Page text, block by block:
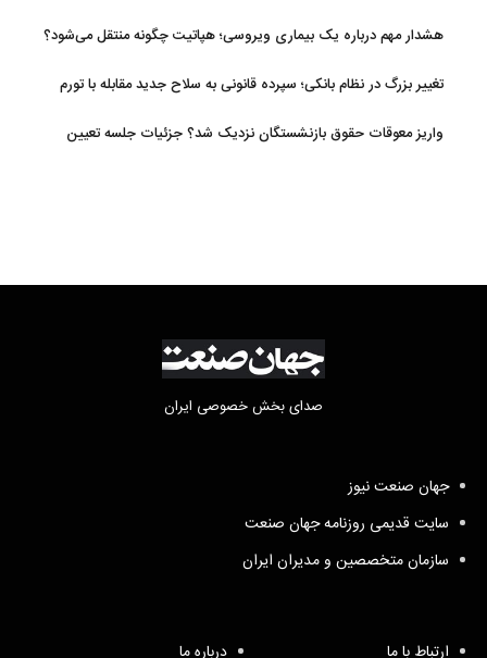
هشدار مهم درباره یک بیماری ویروسی؛ هپاتیت چگونه منتقل می‌شود؟
تغییر بزرگ در نظام بانکی؛ سپرده قانونی به سلاح جدید مقابله با تورم
واریز معوقات حقوق بازنشستگان نزدیک شد؟ جزئیات جلسه تعیین
صدای بخش خصوصی ایران
جهان صنعت نیوز
سایت قدیمی روزنامه جهان صنعت
سازمان متخصصین و مدیران ایران